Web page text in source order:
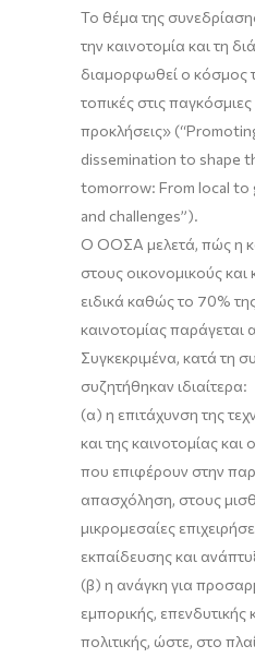
Το θέμα της
την καινοτομία και τη
διαμορφωθεί ο κόσμος
τοπικές στις παγκόσμιες
προκλήσεις»
dissemination to shape
tomorrow: From local to
and challenges”).
Ο ΟΟΣΑ μελετά, πώς η
στους οικονομικούς και
ειδικά καθώς το 70%
καινοτομίας παράγεται
Συγκεκριμένα, κατά τη
συζητήθηκαν ιδιαίτερα:
(α) η επιτάχυνση της
και της καινοτομίας και
που επιφέρουν στην
απασχόληση, στους
μικρομεσαίες
εκπαίδευσης και
(β) η ανάγκη για
εμπορικής, επενδυτικής
πολιτικής, ώστε, στο